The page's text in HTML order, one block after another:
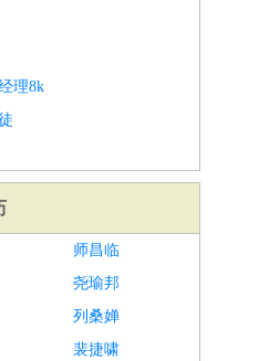
理8k
师昌临
尧瑜邦
列桑婵
裴捷啸